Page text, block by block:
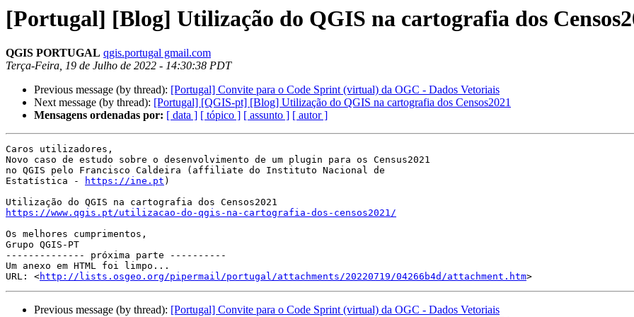
[Portugal] [Blog] Utilização do QGIS na cartografia dos
QGIS PORTUGAL qgis.portugal gmail.com
Terça-Feira, 19 de Julho de 2022 - 14:30:38 PDT
Previous message (by thread): [Portugal] Convite para o Code Sprint (virtual) da OGC - Dados Vetoriais
Next message (by thread): [Portugal] [QGIS-pt] [Blog] Utilização do QGIS na cartografia dos Censos2021
Mensagens ordenadas por: [ data ] [ tópico ] [ assunto ] [ autor ]
Caros utilizadores,
Novo caso de estudo sobre o desenvolvimento de um plugin para os Census2021
no QGIS pelo Francisco Caldeira (affiliate do Instituto Nacional de
Estatística -
https://ine.pt )
https://www.qgis.pt/utilizacao-do-qgis-na-cartografia-dos-censos2021/
Os melhores cumprimentos,
Grupo QGIS-PT
-------------- próxima parte ----------
Um anexo em HTML foi limpo...
URL: <http://lists.osgeo.org/pipermail/portugal/attachments/20220719/04266b4d/attachment.htm
Previous message (by thread): [Portugal] Convite para o Code Sprint (virtual) da OGC - Dados Vetoriais